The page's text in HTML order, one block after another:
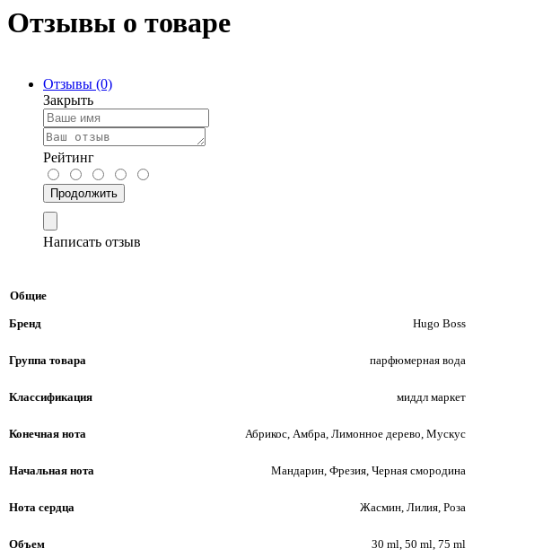
Отзывы о товаре
Отзывы (0)
Закрыть
Рейтинг
Продолжить
Написать отзыв
Общие
Бренд Hugo Boss
Группа товара парфюмерная вода
Классификация миддл маркет
Конечная нота Абрикос, Амбра, Лимонное дерево, Мускус
Начальная нота Мандарин, Фрезия, Черная смородина
Нота сердца Жасмин, Лилия, Роза
Объем 30 ml, 50 ml, 75 ml